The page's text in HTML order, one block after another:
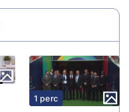
1 perc